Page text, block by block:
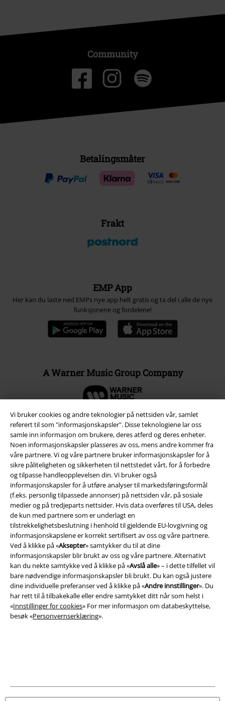
Vi bruker cookies og andre teknologier på nettsiden vår, samlet
referert til som "informasjonskapsler". Disse teknologiene lar oss
samle inn informasjon om brukere, deres atferd og deres enheter.
Noen informasjonskapsler plasseres av oss, mens andre kommer fra
våre partnere. Vi og våre partnere bruker informasjonskapsler for å
sikre påliteligheten og sikkerheten til nettstedet vårt, for å forbedre
og tilpasse handleopplevelsen din. Vi bruker også
informasjonskapsler for å utføre analyser til markedsføringsformål
(f.eks. personlig tilpassede annonser) på nettsiden vår, på sosiale
medier og på tredjeparts nettsider. Hvis data overføres til USA, deles
de kun med partnere som er underlagt en
tilstrekkelighetsbeslutning i henhold til gjeldende EU-lovgivning og
informasjonskapslene er korrekt sertifisert av oss og våre partnere.
Ved å klikke på «Aksepter» samtykker du til at dine
informasjonskapsler blir brukt av oss og våre partnere. Alternativt
kan du nekte samtykke ved å klikke på «Avslå alle» – i dette tilfellet vil
bare nødvendige informasjonskapsler bli brukt. Du kan også justere
dine individuelle preferanser ved å klikke på «Andre innstillinger». Du
har rett til å tilbakekalle eller endre samtykket ditt når som helst i
«Innstillinger for cookies» For mer informasjon om databeskyttelse,
besøk «Personvernserklæring».
Community
Betalingsmåter
Frakt
EMP App
Her kan du laste ned EMPs nye app helt gratis og ta del i alle de nye
funksjonene og fordelene!
A Warner Music Group Company
Juridisk informasjon/Vilkår
Vilkår
Impressum
Konfidensialitetserklæring
Avfallshåndtering og miljøbeskyttelse
Alle priser inkluderer moms og skatt.Frakt er ikke inkludert.